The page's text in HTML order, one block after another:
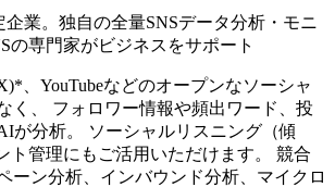
業。独自の全量SNSデータ分析・モニ
の専門家がビジネスをサポート
、YouTubeなどのオープンなソーシャ
く、 フォロワー情報や頻出ワード、投
が分析。 ソーシャルリスニング（傾
ト管理にもご活用いただけます。 競合
ーン分析、インバウンド分析、マイクロ